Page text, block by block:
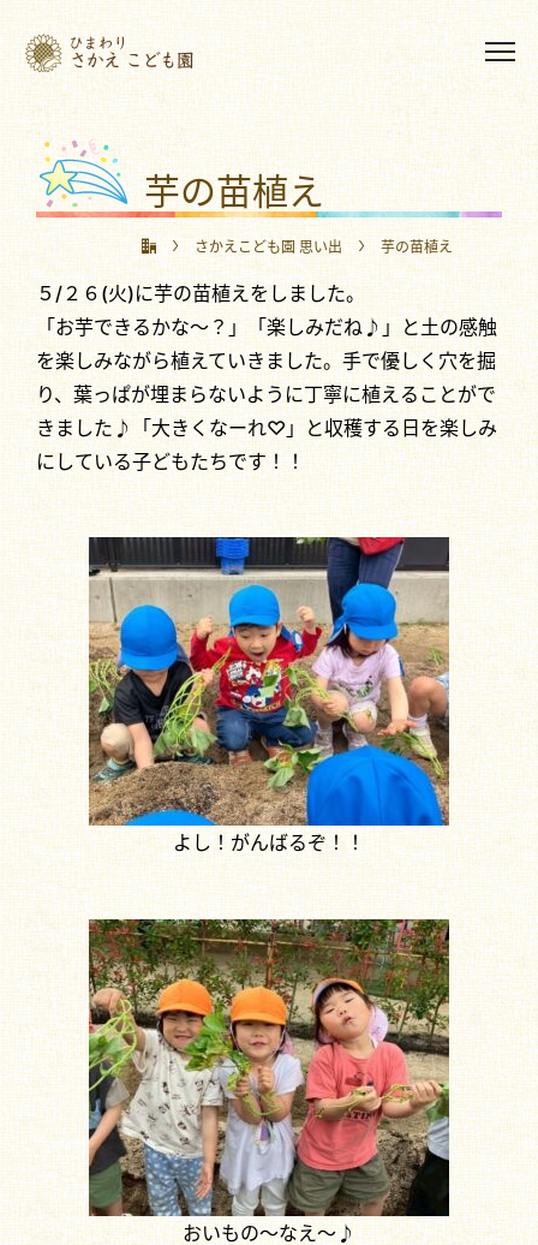
芋の苗植え
さかえこども園 思い出 芋の苗植え
５/２６(火)に芋の苗植えをしました。
「お芋できるかな～？」「楽しみだね♪」と土の感触
を楽しみながら植えていきました。手で優しく穴を掘
り、葉っぱが埋まらないように丁寧に植えることがで
きました♪「大きくなーれ♡」と収穫する日を楽しみ
にしている子どもたちです！！
よし！がんばるぞ！！
おいもの～なえ～♪